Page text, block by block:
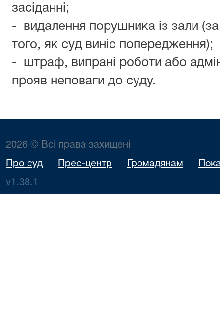
засіданні;
- видалення порушника із зали
того, як суд виніс попередження);
- штраф, випрані роботи або
прояв неповаги до суду.
2026 © Всі права захищені
Про суд Прес-центр Громадянам
v1.38.1